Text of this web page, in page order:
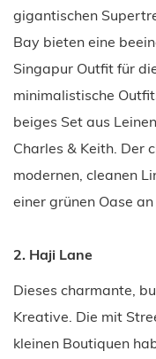
gigantischen
Bay bieten eine
Singapur Outfit für
minimalistische
beiges Set aus
Charles & Keith. Der
modernen, cleanen
einer grünen Oase an
2. Haji Lane
Dieses charmante,
Kreative. Die mit
kleinen Boutiquen